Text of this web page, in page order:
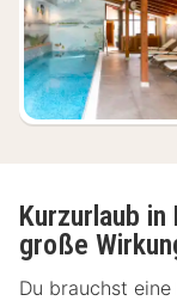
Kurzurlaub
große
Du brauchst